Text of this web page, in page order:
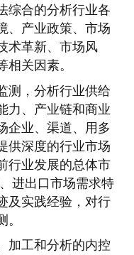
综合的分析行业各
、产业政策、市场
术革新、市场风
关因素。
测，分析行业供给
力、产业链和商业
企业、渠道、用多
供深度的行业市场
行业发展的总体市
进出口市场需求特
及实践经验，对行
加工和分析的内控